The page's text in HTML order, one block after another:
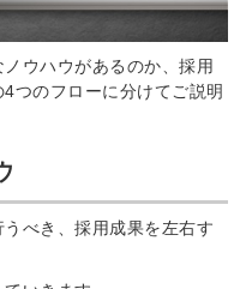
ウハウがあるのか、採用
つのフローに分けてご説明
べき、採用成果を左右す